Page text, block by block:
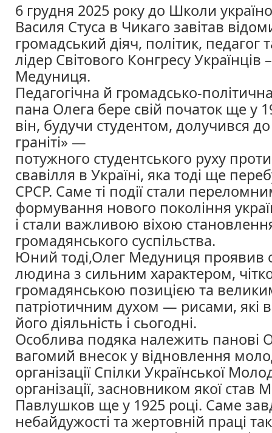
6 грудня 2025 року до Школи
Василя Стуса в Чикаго завітав
громадський діяч, політик, педагог
лідер Світового Конгресу Українців
Медуниця.
Педагогічна й громадсько-
пана Олега бере свій початок ще у
він, будучи студентом, долучився
граніті» —
потужного студентського руху
свавілля в Україні, яка тоді ще
СРСР. Саме ті події стали
формування нового покоління
і стали важливою віхою
громадянського суспільства.
Юний тоді,Олег Медуниця проявив
людина з сильним характером,
громадянською позицією та
патріотичним духом — рисами, які
його діяльність і сьогодні.
Особлива подяка належить панові
вагомий внесок у відновлення
організації Спілки Української
організації, засновником якої став
Павлушков ще у 1925 році. Саме
небайдужості та жертовній праці